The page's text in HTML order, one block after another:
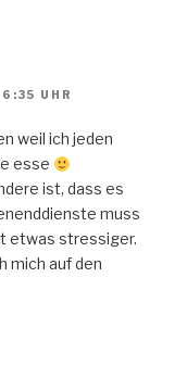
UHR
weil ich jeden
esse
ist, dass es
muss
etwas stressiger.
mich auf den